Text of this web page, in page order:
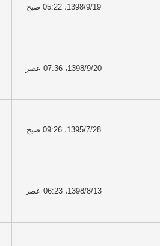
1398/9/19، 05:22 صبح
1398/9/20، 07:36 عصر
1395/7/28، 09:26 صبح
1398/8/13، 06:23 عصر